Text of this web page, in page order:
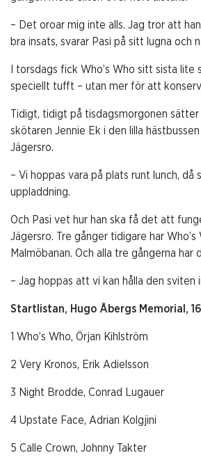
– Det oroar mig inte alls. Jag tror att
bra insats, svarar Pasi på sitt lugna och
I torsdags fick Who’s Who sitt sista lite
speciellt tufft – utan mer för att
Tidigt, tidigt på tisdagsmorgonen
skötaren Jennie Ek i den lilla hästbussen
Jägersro.
– Vi hoppas vara på plats runt lunch, då
uppladdning.
Och Pasi vet hur han ska få det att
Jägersro. Tre gånger tidigare har
Malmöbanan. Och alla tre gångerna har
– Jag hoppas att vi kan hålla den sviten
Startlistan, Hugo Åbergs Memorial,
1 Who’s Who, Örjan Kihlström
2 Very Kronos, Erik Adielsson
3 Night Brodde, Conrad Lugauer
4 Upstate Face, Adrian Kolgjini
5 Calle Crown, Johnny Takter